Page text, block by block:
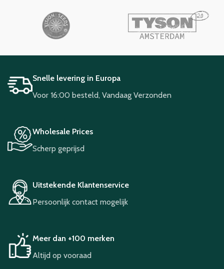
Snelle levering in Europa
Voor 16:00 besteld, Vandaag Verzonden
Wholesale Prices
Scherp geprijsd
Uitstekende Klantenservice
Persoonlijk contact mogelijk
Meer dan +100 merken
Altijd op vooraad